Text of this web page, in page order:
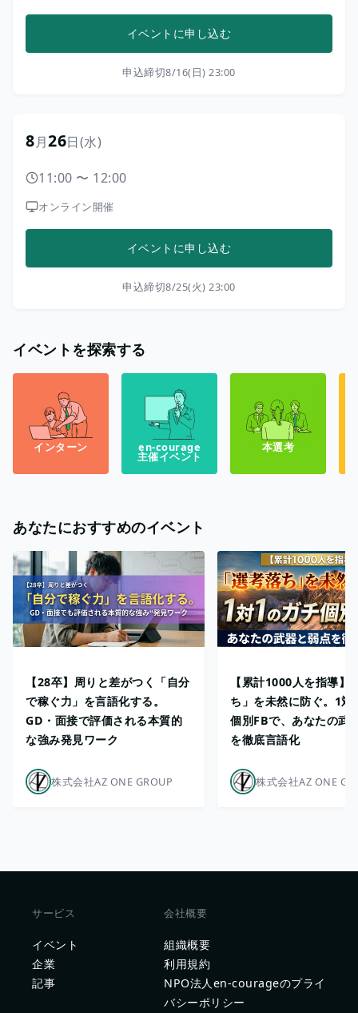
イベントを探索する
インターン en-courage
主催イベント
本選考
あなたにおすすめのイベント
【28卒】周りと差がつく「自分
で稼ぐ力」を言語化する。
GD・面接で評価される本質的
な強み発見ワーク
株式会社AZ ONE GROUP
【累計1000人を指導】
ち」を未然に防ぐ。1対
個別FBで、あなたの武
を徹底言語化
株式会社AZ ONE
イベントに申し込む
申込締切8/16(日) 23:00
8月26日(水)
11:00 〜 12:00
オンライン開催
イベントに申し込む
申込締切8/25(火) 23:00
サービス
イベント
企業
記事
会社概要
組織概要
利用規約
NPO法人en-courageのプライ
バシーポリシー